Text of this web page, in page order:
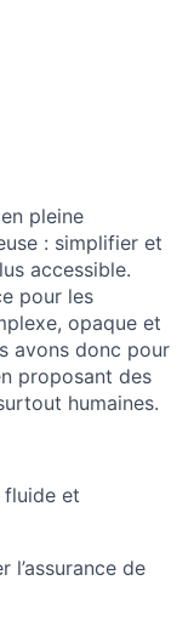
pleine
: simplifier et
accessible.
pour les
opaque et
avons donc pour
proposant des
humaines.
fluide et
l’assurance de